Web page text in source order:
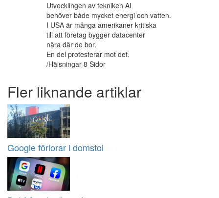
Utvecklingen av tekniken AI
behöver både mycket energi och vatten.
I USA är många amerikaner kritiska
till att företag bygger datacenter
nära där de bor.
En del protesterar mot det.
/Hälsningar 8 Sidor
Fler liknande artiklar
Google förlorar i domstol